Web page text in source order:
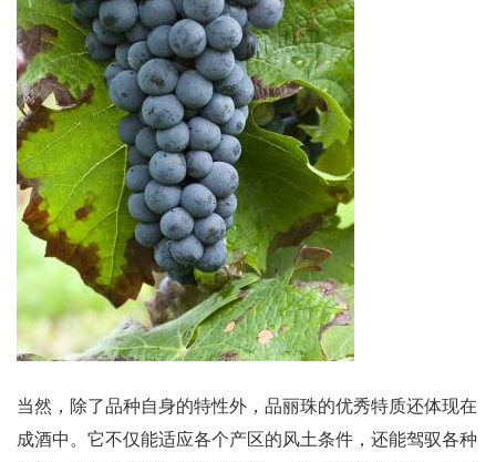
当然，除了品种自身的特性外，品丽珠的优秀特质还体现在
成酒中。它不仅能适应各个产区的风土条件，还能驾驭各种